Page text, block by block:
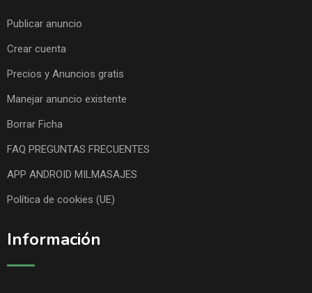
Publicar anuncio
Crear cuenta
Precios y Anuncios gratis
Manejar anuncio existente
Borrar Ficha
FAQ PREGUNTAS FRECUENTES
APP ANDROID MILMASAJES
Política de cookies (UE)
Información